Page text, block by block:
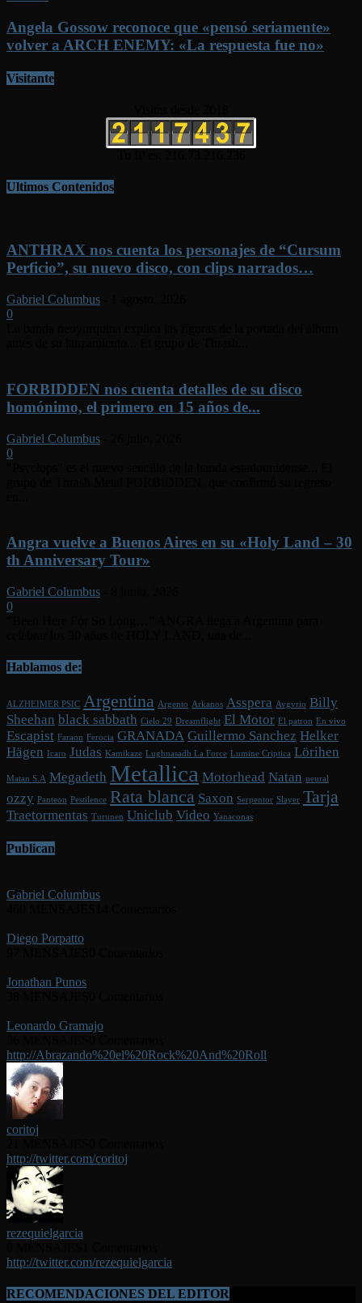
Angela Gossow reconoce que «pensó seriamente»
volver a ARCH ENEMY: «La respuesta fue no»
Visitante
Ultimos Contenidos
ANTHRAX nos cuenta los personajes de “Cursum
Perficio”, su nuevo disco, con clips narrados…
Gabriel Columbus
0
FORBIDDEN nos cuenta detalles de su disco
homónimo, el primero en 15 años de...
Gabriel Columbus
0
Angra vuelve a Buenos Aires en su «Holy Land – 30
th Anniversary Tour»
Gabriel Columbus
0
Hablamos de:
ALZHEIMER PSIC Argentina Argento Arkanos Asspera Avgvrio Billy
Sheehan black sabbath Cielo 29 Dreamflight El Motor El patron En vivo
Escapist Faraon Ferocia GRANADA Guillermo Sanchez Helker
Hägen Icaro Judas Kamikaze Lughnasadh La Force Lumine Criptica Lörihen
Matan S.A Megadeth Metallica Motorhead Natan neural
ozzy Panteon Pestilence Rata blanca Saxon Serpentor Slayer Tarja
Traetormentas Turunen Uniclub Video Yanaconas
Publican
Gabriel Columbus
Diego Porpatto
Jonathan Punos
Leonardo Gramajo
http://Abrazando%20el%20Rock%20And%20Roll
coritoj
http://twitter.com/coritoj
rezequielgarcia
http://twitter.com/rezequielgarcia
RECOMENDACIONES DEL EDITOR